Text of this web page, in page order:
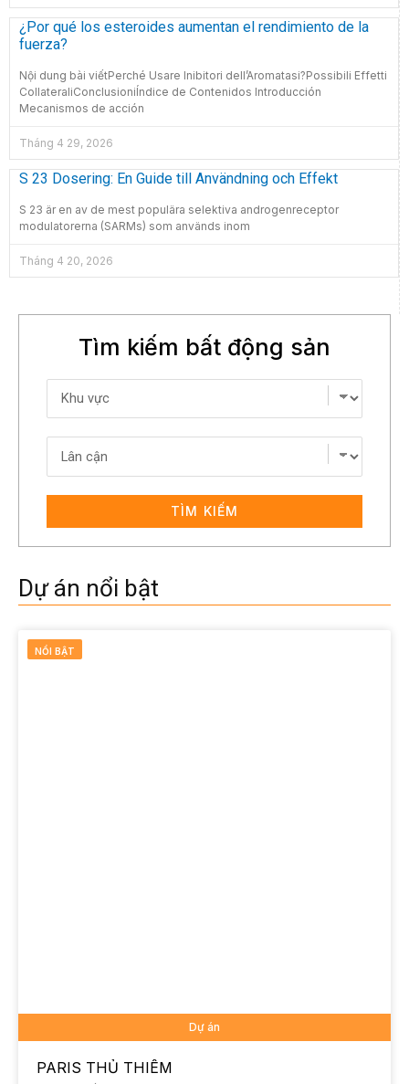
¿Por qué los esteroides aumentan el rendimiento de la
fuerza?
Nội dung bài viếtPerché Usare Inibitori dell’Aromatasi?Possibili Effetti
CollateraliConclusioniÍndice de Contenidos Introducción
Mecanismos de acción
Tháng 4 29, 2026
S 23 Dosering: En Guide till Användning och Effekt
S 23 är en av de mest populära selektiva androgenreceptor
modulatorerna (SARMs) som används inom
Tháng 4 20, 2026
Tìm kiếm bất động sản
TÌM KIẾM
Dự án nổi bật
NỔI BẬT
Dự án
PARIS THỦ THIÊM